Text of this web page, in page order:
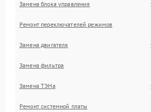
Замена блока управления
Ремонт переключателей режимов
Замена двигателя
Замена фильтра
Замена ТЭНа
Ремонт системной платы